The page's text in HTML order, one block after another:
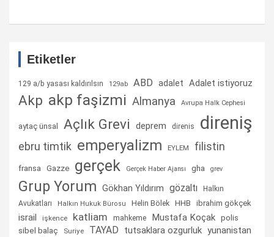
Etiketler
129 a/b yasası kaldırılsın 129ab ABD adalet Adalet istiyoruz
Akp akp faşizmi Almanya Avrupa Halk Cephesi
aytaç ünsal Açlık Grevi deprem direnis direniş
ebru timtik emperyalizm EYLEM filistin
fransa Gazze gerçek Gerçek Haber Ajansı gha grev
Grup Yorum Gökhan Yıldırım gözaltı
Halkın
Avukatları
Halkın Hukuk Bürosu Helin Bölek HHB ibrahim gökçek
israil işkence katliam mahkeme Mustafa Koçak polis
sibel balaç Suriye TAYAD tutsaklara ozgurluk yunanistan